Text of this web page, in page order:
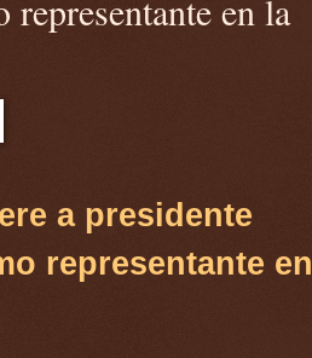
en la
a presidente
representante en